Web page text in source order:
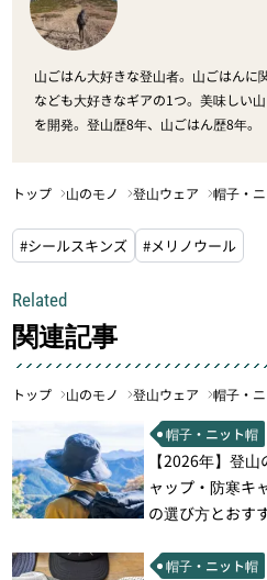
山ごはん大好きな登山者。山ごはんに
なども大好きなギアの1つ。美味しい
を開発。登山歴8年、山ごはん歴8年。
トップ 山のモノ 登山ウェア 帽子・
#シールスキンズ #メリノウール
Related
関連記事
トップ 山のモノ 登山ウェア 帽子・
帽子・ニット帽
【2026年】登
ャップ・防寒キ
の選び方とおす
帽子・ニット帽